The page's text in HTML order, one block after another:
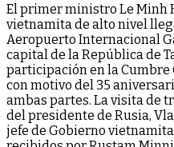
El primer ministro Le Minh
vietnamita de alto nivel
Aeropuerto Internacional
capital de la República de
participación en la Cumbre
con motivo del 35
ambas partes. La visita de
del presidente de Rusia,
jefe de Gobierno